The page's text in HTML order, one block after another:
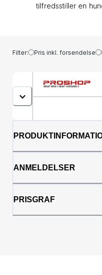
tilfredsstiller en
fremmer
passende
tænder og
Filter: Pris inkl. forsendelse
ANMELDELSER
PRISGRAF